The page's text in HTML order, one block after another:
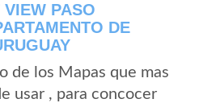
PASO
DE
de los Mapas que mas
usar , para concocer